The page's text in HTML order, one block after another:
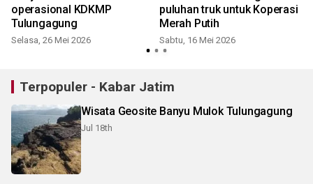
operasional KDKMP
Tulungagung
Selasa, 26 Mei 2026
puluhan truk untuk Koperasi
Merah Putih
Sabtu, 16 Mei 2026
Terpopuler - Kabar Jatim
Wisata Geosite Banyu Mulok Tulungagung
Jul 18th